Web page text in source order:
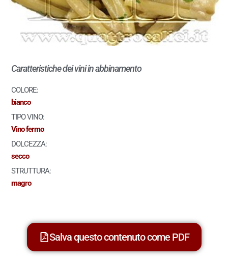
Caratteristiche dei vini in abbinamento
COLORE:
bianco
TIPO VINO:
Vino fermo
DOLCEZZA:
secco
STRUTTURA:
magro
Salva questo contenuto come PDF